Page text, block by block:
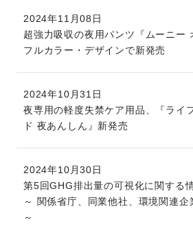
2024年11月08日
超強力吸収の夜用パンツ『ムーニー
フルカラー・デザインで新発売
2024年10月31日
夜専用の軽度失禁ケア用品、『ライ
ド 夜あんしん』新発売
2024年10月30日
第5回GHG排出量の可視化に関する
～ 関係省庁、同業他社、環境関連
～